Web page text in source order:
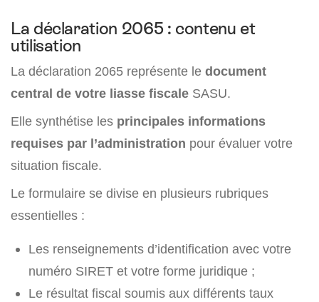
La déclaration 2065 : contenu et
utilisation
La déclaration 2065 représente le document
central de votre liasse fiscale SASU.
Elle synthétise les principales informations
requises par l’administration pour évaluer votre
situation fiscale.
Le formulaire se divise en plusieurs rubriques
essentielles :
Les renseignements d’identification avec votre
numéro SIRET et votre forme juridique ;
Le résultat fiscal soumis aux différents taux